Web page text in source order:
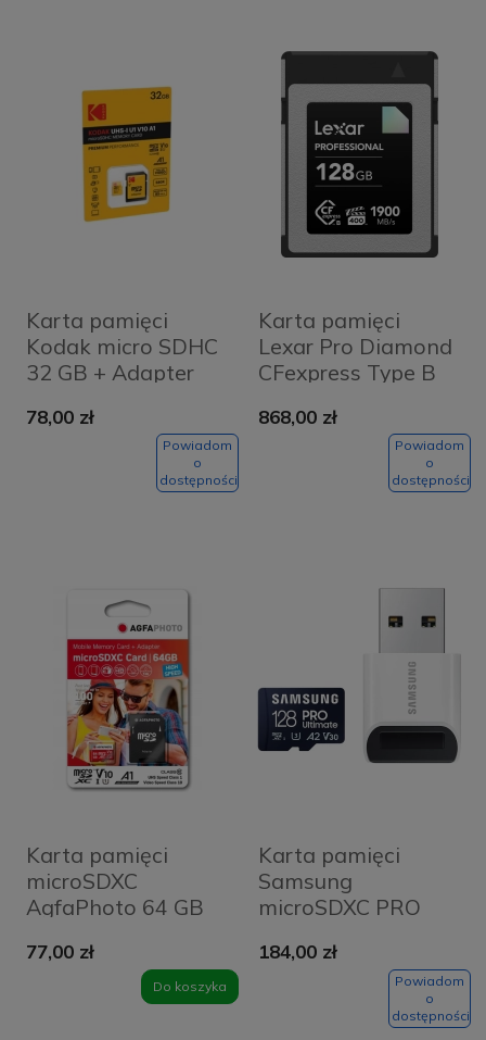
Karta pamięci
Kodak micro SDHC
32 GB + Adapter
78,00 zł
Powiadom
o
dostępności
Karta pamięci
Lexar Pro Diamond
CFexpress Type B
(1900 MB/s)
868,00 zł
Powiadom
o
dostępności
Karta pamięci
microSDXC
AgfaPhoto 64 GB
Czerwona - Red
77,00 zł
Do koszyka
Karta pamięci
Samsung
microSDXC PRO
GB A2 V30 U3
UHS-I (200 MB/s) +
czytnik microSD
184,00 zł
Powiadom
o
dostępności